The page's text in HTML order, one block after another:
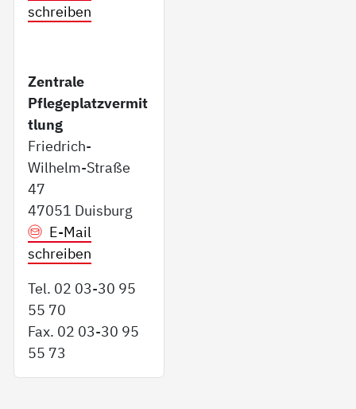
schreiben
Zentrale
Pflegeplatzvermit
tlung
Friedrich-
Wilhelm-Straße
47
47051 Duisburg
E-Mail
schreiben
Tel. 02 03-30 95
55 70
Fax. 02 03-30 95
55 73